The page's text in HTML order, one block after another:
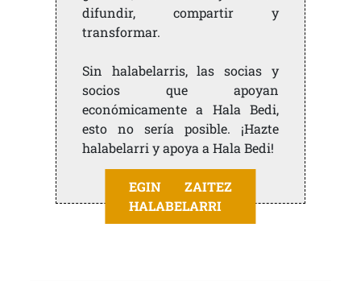
difundir, compartir y
transformar.
Sin halabelarris, las socias y
socios que apoyan
económicamente a Hala Bedi,
esto no sería posible. ¡Hazte
halabelarri y apoya a Hala Bedi!
EGIN ZAITEZ
HALABELARRI